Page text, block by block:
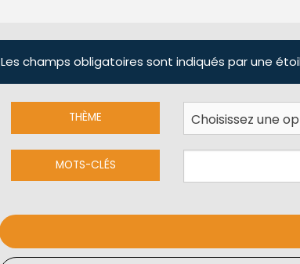
Les champs obligatoires sont indiqués par une
THÈME
MOTS-CLÉS